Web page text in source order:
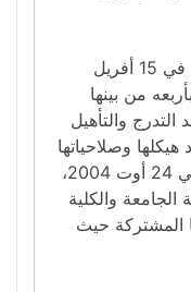
كما حدد المرسوم 13-162 المؤرخ في 15 أفريل
من بينها
التدرج والتأهيل
وصلاحياتها
القرار الوزاري المشترك المؤرخ في 24 أوت 2004،
الجامعة والكلية
المشتركة حيث